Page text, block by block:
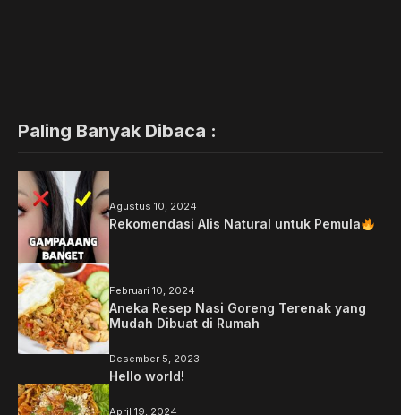
Paling Banyak Dibaca :
Agustus 10, 2024
Rekomendasi Alis Natural untuk Pemula
Februari 10, 2024
Aneka Resep Nasi Goreng Terenak yang
Mudah Dibuat di Rumah
Desember 5, 2023
Hello world!
April 19, 2024